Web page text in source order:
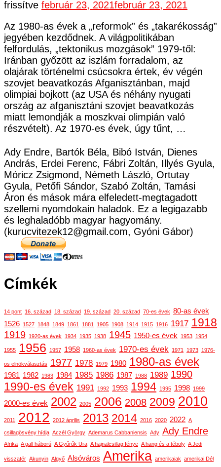
frissítve február 23, 2021február 23, 2021
Az 1980-as évek a „reformok” és „takarékosság”
jegyében kezdődnek. A világpolitikában
felfordulás, „tektonikus mozgások” 1979-től:
Iránban győzött az iszlám forradalom, az
olajárak történelmi csúcsokra értek, év végén
szovjet beavatkozás Afganisztánban, majd
olimpiai bojkott (az USA és néhány nyugati
ország az afganisztáni szovjet beavatkozás
miatt lemondják a moszkvai olimpián való
részvételt). Az 1970-es évek, úgy tűnt, …
Ady Endre, Bartók Béla, Bibó István, Dienes
András, Erdei Ferenc, Fábri Zoltán, Illyés Gyula,
Móricz Zsigmond, Németh László, Ortutay
Gyula, Petőfi Sándor, Szabó Zoltán, Tamási
Áron és mások mára elfeledett-megtagadott
szellemi nyomdokain haladok. Ez a legigazabb
és leghaladóbb magyar hagyomány.
(kurucvitezek12@gmail.com, Gyóni Gábor)
Címkék
14 pont 16. század 18. század 19. század 20. század 70-es évek 80-as évek
1526 1527 1848 1849 1861 1881 1905 1908 1914 1915 1916 1917 1918
1919 1920-as évek 1934 1935 1938 1945 1950-es évek 1953 1954
1955 1956 1957 1958 1960-as évek 1970-es évek 1971 1973 1976-
os elnökválasztás 1977 1978 1979 1980 1980-as évek
1981 1982 1983 1984 1985 1986 1987 1988 1989 1990
1990-es évek 1991 1992 1993 1994 1995 1998 1999
2000-es évek 2002 2005 2006 2008 2009 2010
2011 2012 2012 április 2013 2014 2016 2020 2022 A
csillagösvény hídja Aczél György Ademarus Cabbaniensis Ady Ady Endre
Afrika A gall háború A Gyűrűk Ura A hajnalcsillag fénye A hang és a téboly A Jedi
visszatér Akunyin Algyő Alsóváros Amerika amerikaiak amerikai Dél